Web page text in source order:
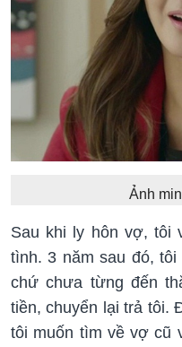
Ảnh
Sau khi ly hôn vợ, tôi
tình. 3 năm sau đó,
chứ chưa từng đến
tiền, chuyển lại trả tôi.
tôi muốn tìm về vợ cũ